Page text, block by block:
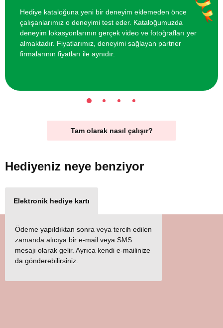
Hediye kataloğuna yeni bir deneyim eklemeden önce
çalışanlarımız o deneyimi test eder. Kataloğumuzda
deneyim lokasyonlarının gerçek video ve fotoğrafları yer
almaktadır. Fiyatlarımız, deneyimi sağlayan partner
firmalarının fiyatları ile aynıdır.
Tam olarak nasıl çalışır?
Hediyeniz neye benziyor
Elektronik hediye kartı
Ödeme yapıldıktan sonra veya tercih edilen
zamanda alıcıya bir e-mail veya SMS
mesajı olarak gelir. Ayrıca kendi e-mailinize
da gönderebilirsiniz.